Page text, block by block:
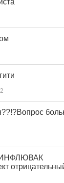
2
ИНФЛЮВАК